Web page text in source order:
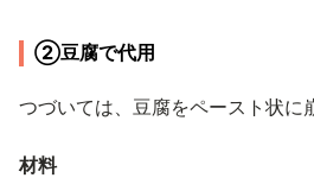
②豆腐で代用
つづいては、豆腐をペースト状に
材料